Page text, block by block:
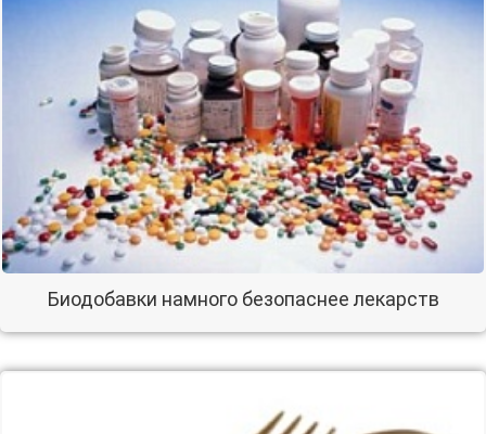
Биодобавки намного безопаснее лекарств